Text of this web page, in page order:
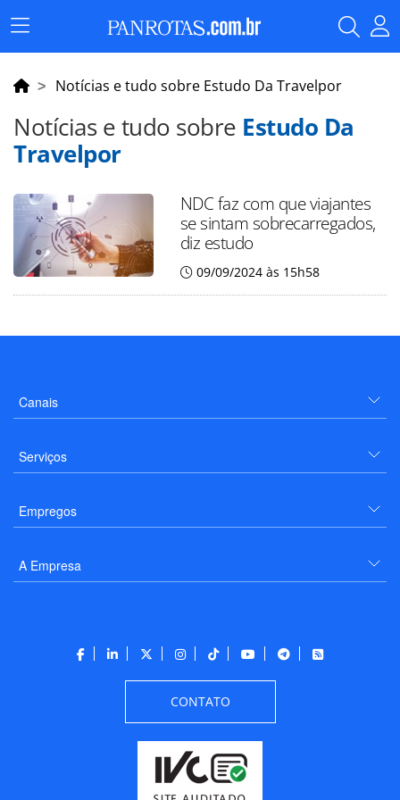
Menu
Principal
Notícias e tudo sobre Estudo Da Travelpor
Notícias e tudo sobre Estudo Da
Travelpor
NDC faz com que viajantes
se sintam sobrecarregados,
diz estudo
09/09/2024 às 15h58
Canais
Serviços
Empregos
A Empresa
CONTATO